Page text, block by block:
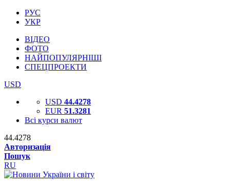
РУС
УКР
ВІДЕО
ФОТО
НАЙПОПУЛЯРНІШІ
СПЕЦПРОЕКТИ
USD
USD 44.4278
EUR 51.3281
Всі курси валют
44.4278
Авторизація
Пошук
RU